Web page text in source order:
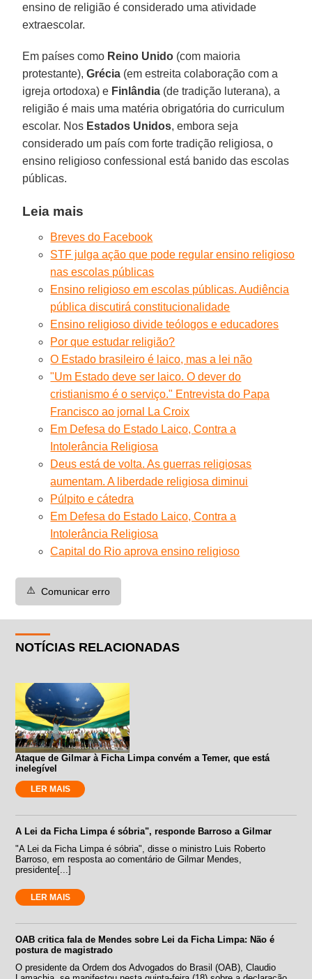
ensino de religião é considerado uma atividade
extraescolar.
Em países como Reino Unido (com maioria
protestante),Grécia (em estreita colaboração com a
igreja ortodoxa) e Finlândia (de tradição luterana), a
religião é mais uma matéria obrigatória do curriculum
escolar. Nos Estados Unidos, embora seja
considerado um país com forte tradição religiosa, o
ensino religioso confessional está banido das escolas
públicas.
Leia mais
Breves do Facebook
STF julga ação que pode regular ensino religioso
nas escolas públicas
Ensino religioso em escolas públicas. Audiência
pública discutirá constitucionalidade
Ensino religioso divide teólogos e educadores
Por que estudar religião?
O Estado brasileiro é laico, mas a lei não
"Um Estado deve ser laico. O dever do
cristianismo é o serviço." Entrevista do Papa
Francisco ao jornal La Croix
Em Defesa do Estado Laico, Contra a
Intolerância Religiosa
Deus está de volta. As guerras religiosas
aumentam. A liberdade religiosa diminui
Púlpito e cátedra
Em Defesa do Estado Laico, Contra a
Intolerância Religiosa
Capital do Rio aprova ensino religioso
⚠️ Comunicar erro
NOTÍCIAS RELACIONADAS
Ataque de Gilmar à Ficha Limpa convém a Temer, que está
inelegível
LER MAIS
A Lei da Ficha Limpa é sóbria", responde Barroso a Gilmar
"A Lei da Ficha Limpa é sóbria", disse o ministro Luis Roberto
Barroso, em resposta ao comentário de Gilmar Mendes,
presidente[...]
LER MAIS
OAB critica fala de Mendes sobre Lei da Ficha Limpa: Não é
postura de magistrado
O presidente da Ordem dos Advogados do Brasil (OAB), Claudio